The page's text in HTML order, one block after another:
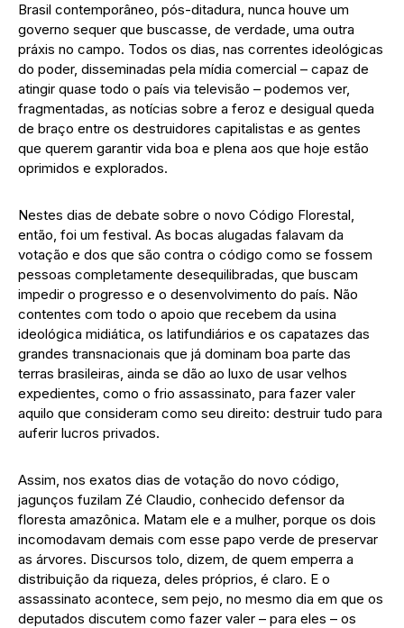
Brasil contemporâneo, pós-ditadura, nunca houve um
governo sequer que buscasse, de verdade, uma outra
práxis no campo. Todos os dias, nas correntes ideológicas
do poder, disseminadas pela mídia comercial – capaz de
atingir quase todo o país via televisão – podemos ver,
fragmentadas, as notícias sobre a feroz e desigual queda
de braço entre os destruidores capitalistas e as gentes
que querem garantir vida boa e plena aos que hoje estão
oprimidos e explorados.
Nestes dias de debate sobre o novo Código Florestal,
então, foi um festival. As bocas alugadas falavam da
votação e dos que são contra o código como se fossem
pessoas completamente desequilibradas, que buscam
impedir o progresso e o desenvolvimento do país. Não
contentes com todo o apoio que recebem da usina
ideológica midiática, os latifundiários e os capatazes das
grandes transnacionais que já dominam boa parte das
terras brasileiras, ainda se dão ao luxo de usar velhos
expedientes, como o frio assassinato, para fazer valer
aquilo que consideram como seu direito: destruir tudo para
auferir lucros privados.
Assim, nos exatos dias de votação do novo código,
jagunços fuzilam Zé Claudio, conhecido defensor da
floresta amazônica. Matam ele e a mulher, porque os dois
incomodavam demais com esse papo verde de preservar
as árvores. Discursos tolo, dizem, de quem emperra a
distribuição da riqueza, deles próprios, é claro. E o
assassinato acontece, sem pejo, no mesmo dia em que os
deputados discutem como fazer valer – para eles – os